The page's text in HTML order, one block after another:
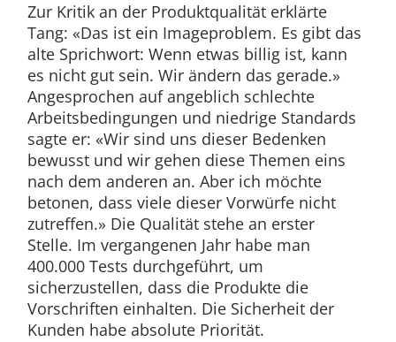
Zur Kritik an der Produktqualität erklärte
Tang: «Das ist ein Imageproblem. Es gibt das
alte Sprichwort: Wenn etwas billig ist, kann
es nicht gut sein. Wir ändern das gerade.»
Angesprochen auf angeblich schlechte
Arbeitsbedingungen und niedrige Standards
sagte er: «Wir sind uns dieser Bedenken
bewusst und wir gehen diese Themen eins
nach dem anderen an. Aber ich möchte
betonen, dass viele dieser Vorwürfe nicht
zutreffen.» Die Qualität stehe an erster
Stelle. Im vergangenen Jahr habe man
400.000 Tests durchgeführt, um
sicherzustellen, dass die Produkte die
Vorschriften einhalten. Die Sicherheit der
Kunden habe absolute Priorität.